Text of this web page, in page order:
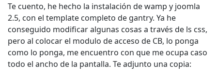
Te cuento, he hecho la instalación de wamp y joomla
2.5, con el template completo de gantry. Ya he
conseguido modificar algunas cosas a través de ls css,
pero al colocar el modulo de acceso de CB, lo ponga
como lo ponga, me encuentro con que me ocupa caso
todo el ancho de la pantalla. Te adjunto una copia: